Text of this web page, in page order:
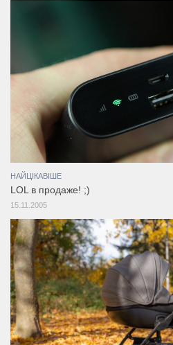
НАЙЦІКАВІШЕ
LOL в продаже! ;)
15.11.2005